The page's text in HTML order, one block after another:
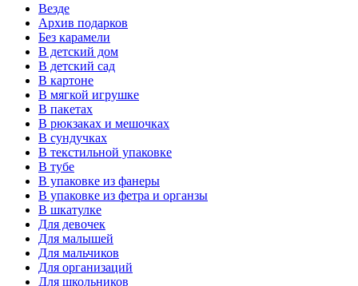
Везде
Архив подарков
Без карамели
В детский дом
В детский сад
В картоне
В мягкой игрушке
В пакетах
В рюкзаках и мешочках
В сундучках
В текстильной упаковке
В тубе
В упаковке из фанеры
В упаковке из фетра и органзы
В шкатулке
Для девочек
Для малышей
Для мальчиков
Для организаций
Для школьников